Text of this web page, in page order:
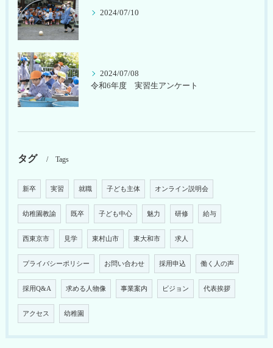
2024/07/10
2024/07/08
令和6年度 実習生アンケート
タグ Tags
新卒 実習 就職 子ども主体 オンライン説明会
幼稚園教諭 既卒 子ども中心 魅力 研修 給与
西東京市 見学 東村山市 東大和市 求人
プライバシーポリシー お問い合わせ 採用申込 働く人の声
採用Q&A 求める人物像 事業案内 ビジョン 代表挨拶
アクセス 幼稚園